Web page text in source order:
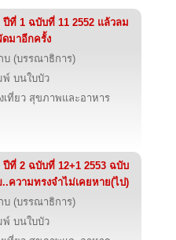
ปีที่ 1 ฉบับที่ 11 2552 แล้วลม
มาอีกครั้ง
บ (บรรณาธิการ)
บนใบบัว
เที่ยว สุขภาพและอาหาร
ปีที่ 2 ฉบับที่ 12+1 2553 ฉบับ
ความทรงจำไม่เคยหาย(ไป)
บ (บรรณาธิการ)
บนใบบัว